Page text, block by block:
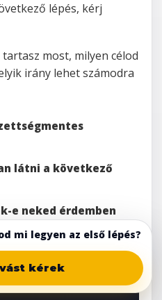
lépés, kérj
most, milyen célod
irány lehet számodra
látni a következő
e neked érdemben
és
mi legyen az első lépés?
kérek